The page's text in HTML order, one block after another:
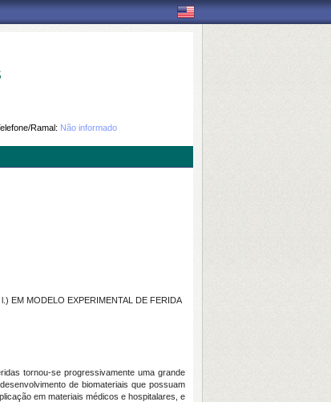
Ramal: Não informado
EM MODELO EXPERIMENTAL DE FERIDA
tornou-se progressivamente uma grande
de biomateriais que possuam
em materiais médicos e hospitalares, e